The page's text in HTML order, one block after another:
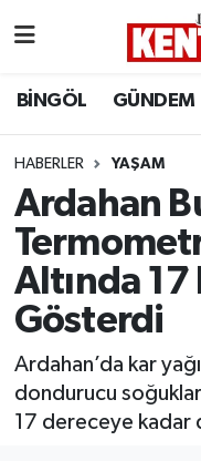
BİNGÖL GÜNDEM
HABERLER YAŞAM
Ardahan
Altında 17
Gösterdi
Ardahan’da kar
dondurucu
17 dereceye kadar
BİLİM-
DÜNYA
EĞİTİM
EKONOMİ
GENÇ
GÜNDEM
Bingöl Hava
Bingöl Namaz
Bingöl Trafik
Süper Lig Puan
Tüm Manşetler
Son Dakika